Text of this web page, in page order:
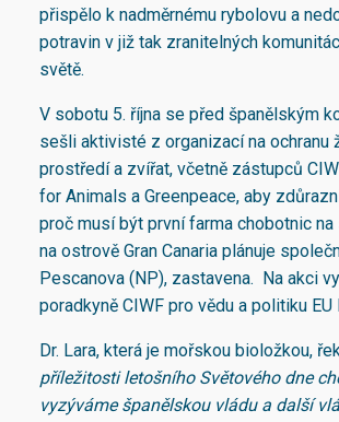
přispělo k nadměrnému rybolovu a
potravin v již tak zranitelných
světě.
V sobotu 5. října se před španělským
sešli aktivisté z organizací na ochranu
prostředí a zvířat, včetně zástupců
for Animals a Greenpeace, aby
proč musí být první farma chobotnic na
na ostrově Gran Canaria plánuje
Pescanova (NP), zastavena. Na akci
poradkyně CIWF pro vědu a politiku EU
Dr. Lara, která je mořskou bioložkou,
příležitosti letošního Světového dne
vyzýváme španělskou vládu a další